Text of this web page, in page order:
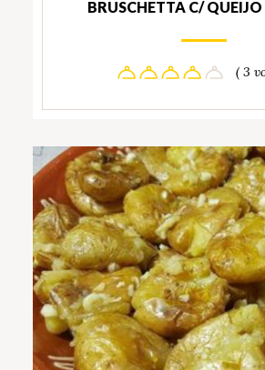
BRUSCHETTA C/ QUEIJO
( 3